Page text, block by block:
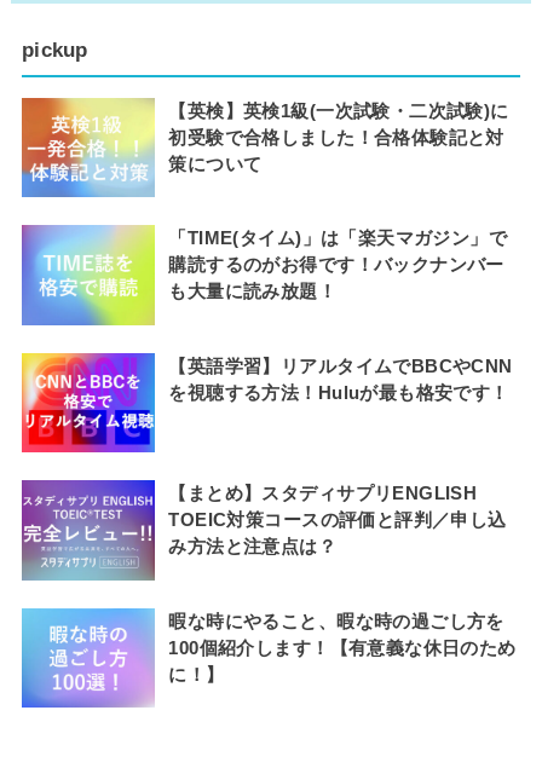
pickup
【英検】英検1級(一次試験・二次試験)に
初受験で合格しました！合格体験記と対
策について
「TIME(タイム)」は「楽天マガジン」で
購読するのがお得です！バックナンバー
も大量に読み放題！
【英語学習】リアルタイムでBBCやCNN
を視聴する方法！Huluが最も格安です！
【まとめ】スタディサプリENGLISH
TOEIC対策コースの評価と評判／申し込
み方法と注意点は？
暇な時にやること、暇な時の過ごし方を
100個紹介します！【有意義な休日のため
に！】